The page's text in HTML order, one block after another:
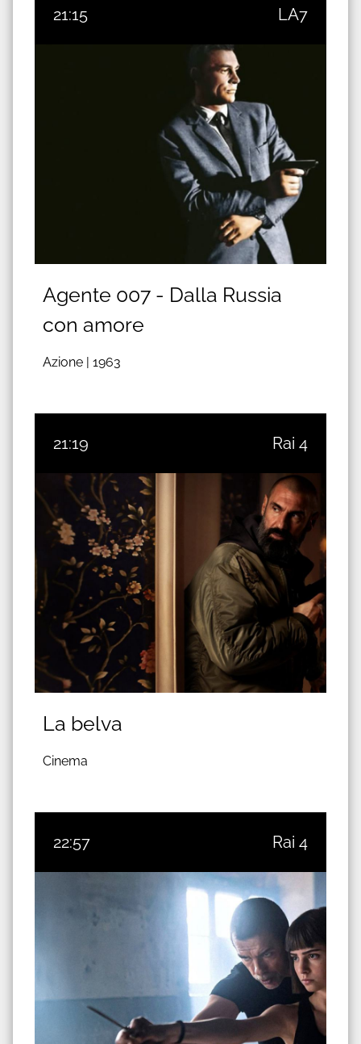
21:15 LA7
Agente 007 - Dalla Russia
con amore
Azione | 1963
21:19 Rai 4
La belva
Cinema
22:57 Rai 4